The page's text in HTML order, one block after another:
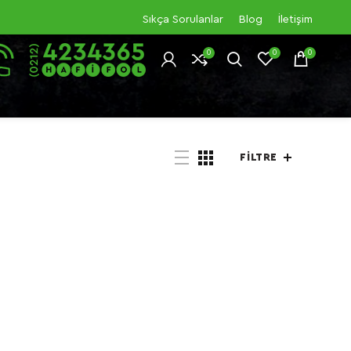
Sıkça Sorulanlar Blog İletişim
0 0 0
FILTRE